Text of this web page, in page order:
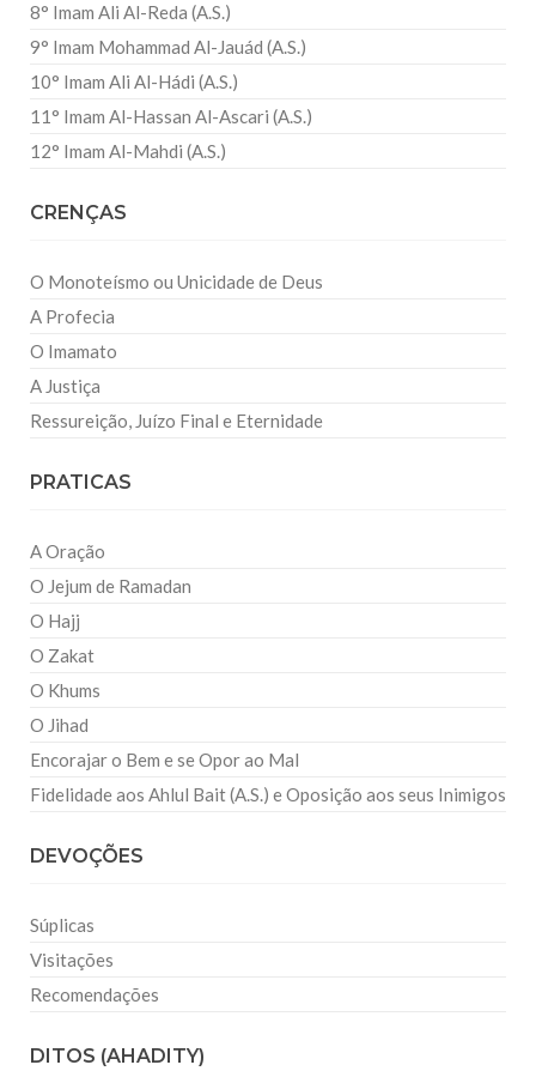
8° Imam Ali Al-Reda (A.S.)
9° Imam Mohammad Al-Jauád (A.S.)
10° Imam Ali Al-Hádi (A.S.)
11° Imam Al-Hassan Al-Ascari (A.S.)
12° Imam Al-Mahdi (A.S.)
CRENÇAS
O Monoteísmo ou Unicidade de Deus
A Profecia
O Imamato
A Justiça
Ressureição, Juízo Final e Eternidade
PRATICAS
A Oração
O Jejum de Ramadan
O Hajj
O Zakat
O Khums
O Jihad
Encorajar o Bem e se Opor ao Mal
Fidelidade aos Ahlul Bait (A.S.) e Oposição aos seus Inimigos
DEVOÇÕES
Súplicas
Visitações
Recomendações
DITOS (AHADITY)